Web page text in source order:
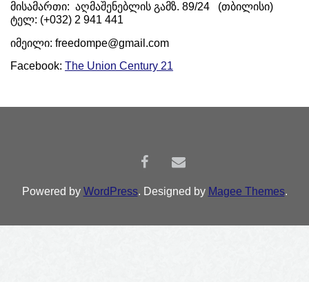
მისამართი: აღმაშენებლის გამზ. 89/24 (თბილისი)
ტელ: (+032) 2 941 441
იმეილი: freedompe@gmail.com
Facebook: The Union Century 21
Powered by WordPress. Designed by Magee Themes.